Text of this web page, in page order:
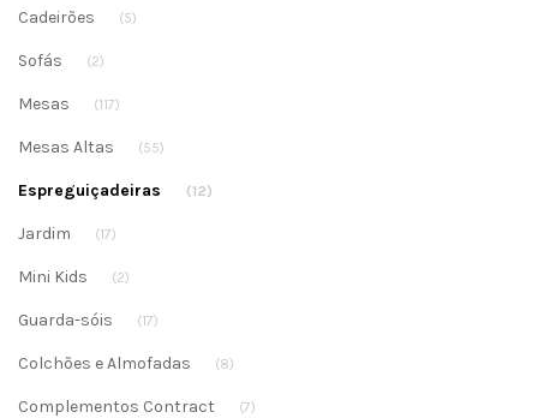
Cadeirões (5)
Sofás (2)
Mesas (117)
Mesas Altas (55)
Espreguiçadeiras (12)
Jardim (17)
Mini Kids (2)
Guarda-sóis (17)
Colchões e Almofadas (8)
Complementos Contract (7)